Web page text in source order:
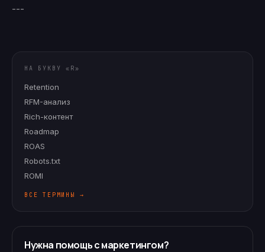
---
НА БУКВУ «R»
Retention
RFM-анализ
Rich-контент
Roadmap
ROAS
Robots.txt
ROMI
ВСЕ ТЕРМИНЫ →
Нужна помощь с маркетингом?